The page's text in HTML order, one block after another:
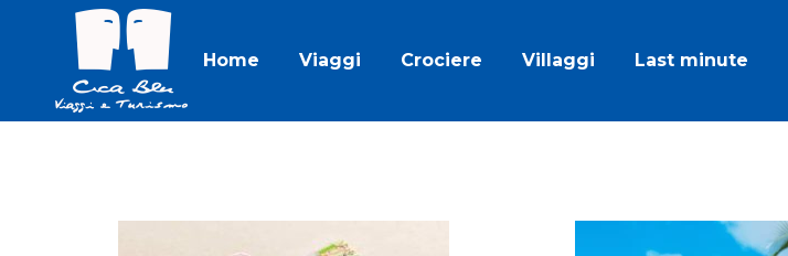
Home Viaggi Crociere Villaggi Last minute